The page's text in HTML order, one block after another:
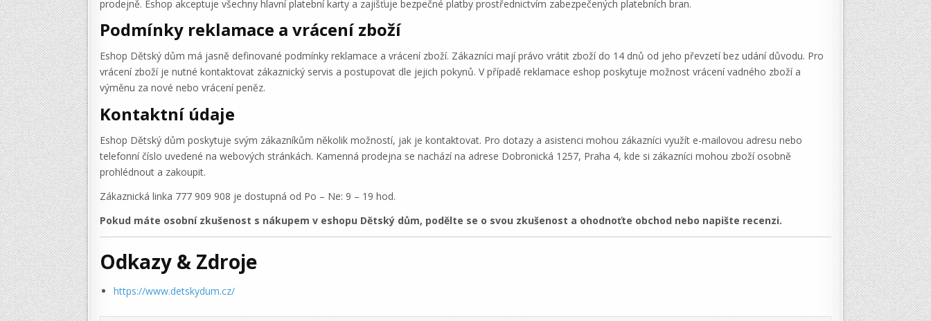
prodejně. Eshop akceptuje všechny hlavní platební karty a zajišťuje bezpečné platby prostřednictvím zabezpečených platebních bran.
Podmínky reklamace a vrácení zboží
Eshop Dětský dům má jasně definované podmínky reklamace a vrácení zboží. Zákazníci mají právo vrátit zboží do 14 dnů od jeho převzetí bez udání důvodu. Pro
vrácení zboží je nutné kontaktovat zákaznický servis a postupovat dle jejich pokynů. V případě reklamace eshop poskytuje možnost vrácení vadného zboží a
výměnu za nové nebo vrácení peněz.
Kontaktní údaje
Eshop Dětský dům poskytuje svým zákazníkům několik možností, jak je kontaktovat. Pro dotazy a asistenci mohou zákazníci využít e-mailovou adresu nebo
telefonní číslo uvedené na webových stránkách. Kamenná prodejna se nachází na adrese Dobronická 1257, Praha 4, kde si zákazníci mohou zboží osobně
prohlédnout a zakoupit.
Zákaznická linka 777 909 908 je dostupná od Po – Ne: 9 – 19 hod.
Pokud máte osobní zkušenost s nákupem v eshopu Dětský dům, podělte se o svou zkušenost a ohodnoťte obchod nebo napište recenzi.
Odkazy & Zdroje
https://www.detskydum.cz/